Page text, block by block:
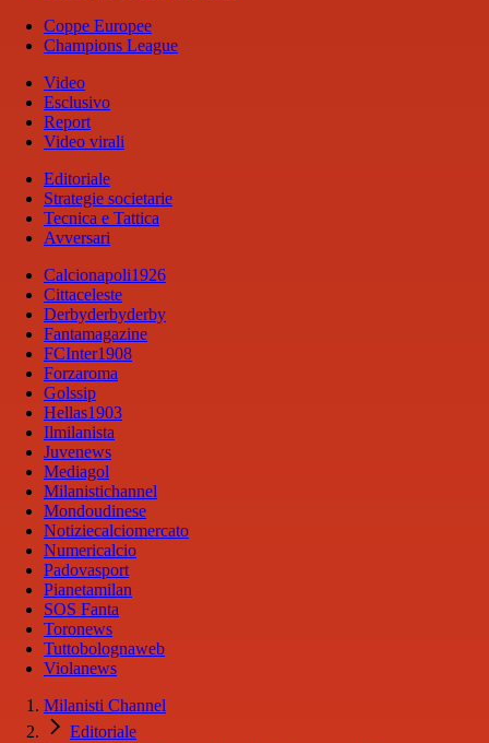
Coppe Europee
Champions League
Video
Esclusivo
Report
Video virali
Editoriale
Strategie societarie
Tecnica e Tattica
Avversari
Calcionapoli1926
Cittaceleste
Derbyderbyderby
Fantamagazine
FCInter1908
Forzaroma
Golssip
Hellas1903
Ilmilanista
Juvenews
Mediagol
Milanistichannel
Mondoudinese
Notiziecalciomercato
Numericalcio
Padovasport
Pianetamilan
SOS Fanta
Toronews
Tuttobolognaweb
Violanews
Milanisti Channel
Editoriale